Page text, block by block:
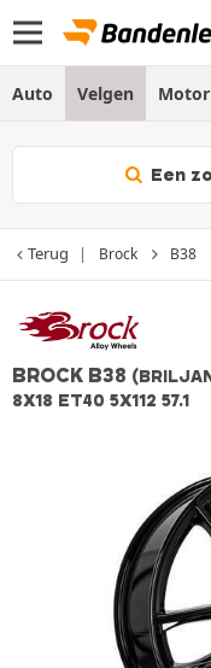
Auto Velgen Motor
Een
Terug Brock B38
BROCK B38
8X18 ET40 5X112 57.1